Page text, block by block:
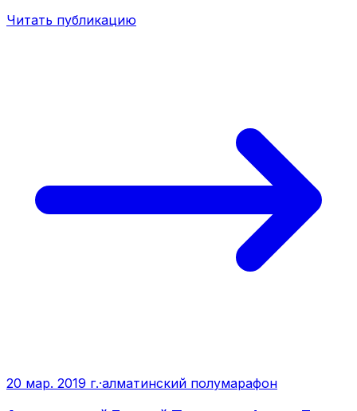
Читать публикацию
20 мар. 2019 г.·алматинский полумарафон